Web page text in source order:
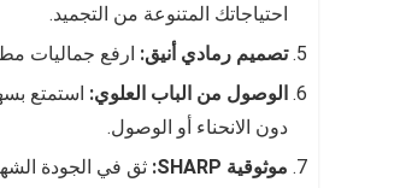
احتياجاتك المتنوعة من التجميد.
تصميم رمادي أنيق: ارفع جماليات
الوصول من الباب العلوي: استمتع
دون الانحناء أو الوصول.
موثوقية SHARP: